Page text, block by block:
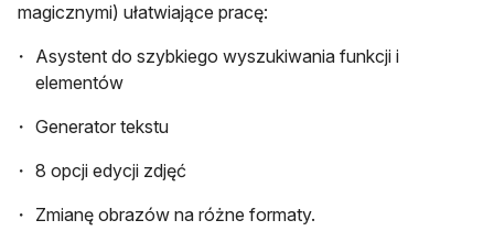
magicznymi) ułatwiające pracę:
Asystent do szybkiego wyszukiwania funkcji i
elementów
Generator tekstu
8 opcji edycji zdjęć
Zmianę obrazów na różne formaty.